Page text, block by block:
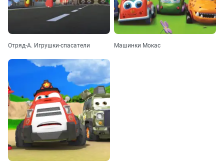
Отряд-А. Игрушки-спасатели Машинки Мокас